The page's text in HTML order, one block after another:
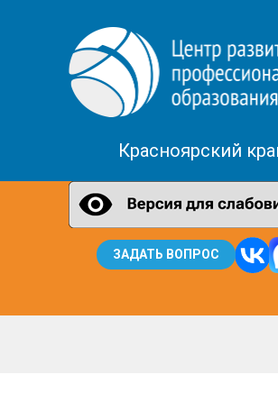
Красноярский
ЗАДАТЬ ВОПРОС